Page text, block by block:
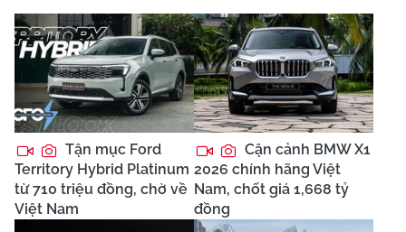
Tận mục Ford
Territory Hybrid Platinum
từ 710 triệu đồng, chờ về
Việt Nam
Cận cảnh BMW X1
2026 chính hãng Việt
Nam, chốt giá 1,668 tỷ
đồng